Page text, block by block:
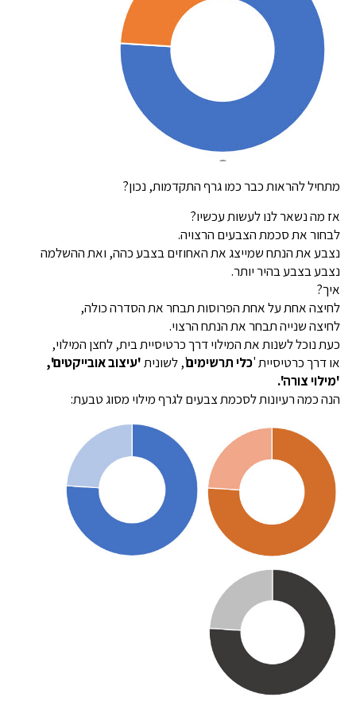
מתחיל להראות כבר כמו גרף התקדמות, נכון?
אז מה נשאר לנו לעשות עכשיו?
לבחור את סכמת הצבעים הרצויה.
נצבע את הנתח שמייצג את האחוזים בצבע כהה, ואת ההשלמה
נצבע בצבע בהיר יותר.
איך?
לחיצה אחת על אחת הפרוסות תבחר את הסדרה כולה,
לחיצה שנייה תבחר את הנתח הרצוי.
כעת נוכל לשנות את המילוי דרך כרטיסיית בית, לחצן המילוי,
או דרך כרטיסיית 'כלי תרשימים', לשונית'עיצוב אובייקטים',
'מילוי צורה'.
הנה כמה רעיונות לסכמת צבעים לגרף מילוי מסוג טבעת: